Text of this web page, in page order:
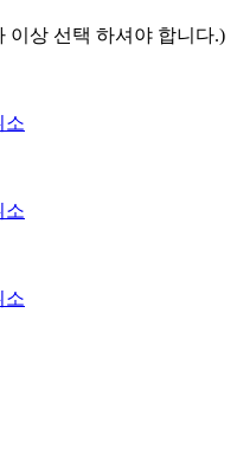
이상 선택 하셔야 합니다.)
소
소
소